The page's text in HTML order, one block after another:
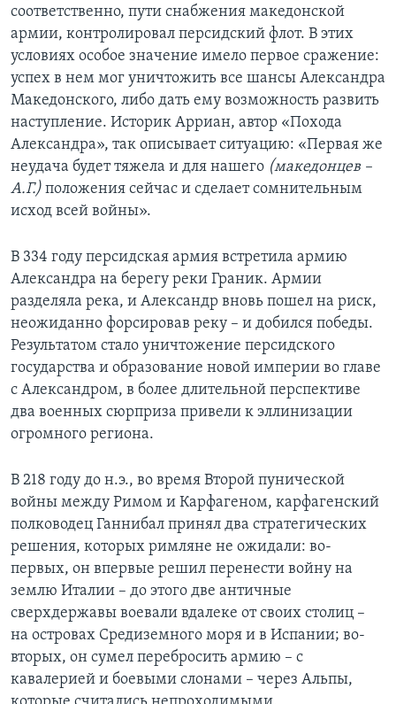
соответственно, пути снабжения македонской
армии, контролировал персидский флот. В этих
условиях особое значение имело первое сражение:
успех в нем мог уничтожить все шансы Александра
Македонского, либо дать ему возможность развить
наступление. Историк Арриан, автор «Похода
Александра», так описывает ситуацию: «Первая же
неудача будет тяжела и для нашего (македонцев –
А.Г.) положения сейчас и сделает сомнительным
исход всей войны».
В 334 году персидская армия встретила армию
Александра на берегу реки Граник. Армии
разделяла река, и Александр вновь пошел на риск,
неожиданно форсировав реку – и добился победы.
Результатом стало уничтожение персидского
государства и образование новой империи во главе
с Александром, в более длительной перспективе
два военных сюрприза привели к эллинизации
огромного региона.
В 218 году до н.э., во время Второй пунической
войны между Римом и Карфагеном, карфагенский
полководец Ганнибал принял два стратегических
решения, которых римляне не ожидали: во-
первых, он впервые решил перенести войну на
землю Италии – до этого две античные
сверхдержавы воевали вдалеке от своих столиц –
на островах Средиземного моря и в Испании; во-
вторых, он сумел перебросить армию – с
кавалерией и боевыми слонами – через Альпы,